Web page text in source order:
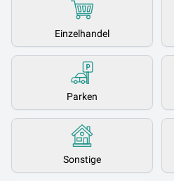
Einzelhandel
Parken
Sonstige